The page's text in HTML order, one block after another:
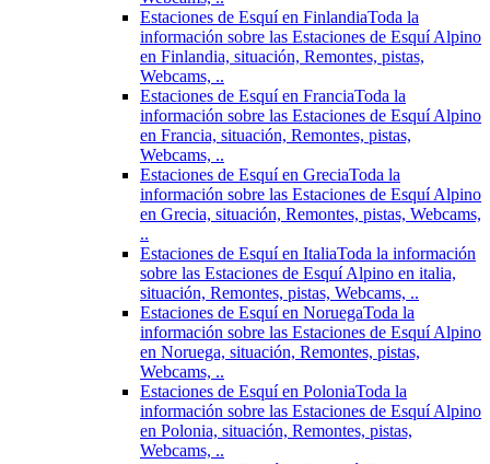
Estaciones de Esquí en FinlandiaToda la
información sobre las Estaciones de Esquí Alpino
en Finlandia, situación, Remontes, pistas,
Webcams, ..
Estaciones de Esquí en FranciaToda la
información sobre las Estaciones de Esquí Alpino
en Francia, situación, Remontes, pistas,
Webcams, ..
Estaciones de Esquí en GreciaToda la
información sobre las Estaciones de Esquí Alpino
en Grecia, situación, Remontes, pistas, Webcams,
..
Estaciones de Esquí en ItaliaToda la información
sobre las Estaciones de Esquí Alpino en italia,
situación, Remontes, pistas, Webcams, ..
Estaciones de Esquí en NoruegaToda la
información sobre las Estaciones de Esquí Alpino
en Noruega, situación, Remontes, pistas,
Webcams, ..
Estaciones de Esquí en PoloniaToda la
información sobre las Estaciones de Esquí Alpino
en Polonia, situación, Remontes, pistas,
Webcams, ..